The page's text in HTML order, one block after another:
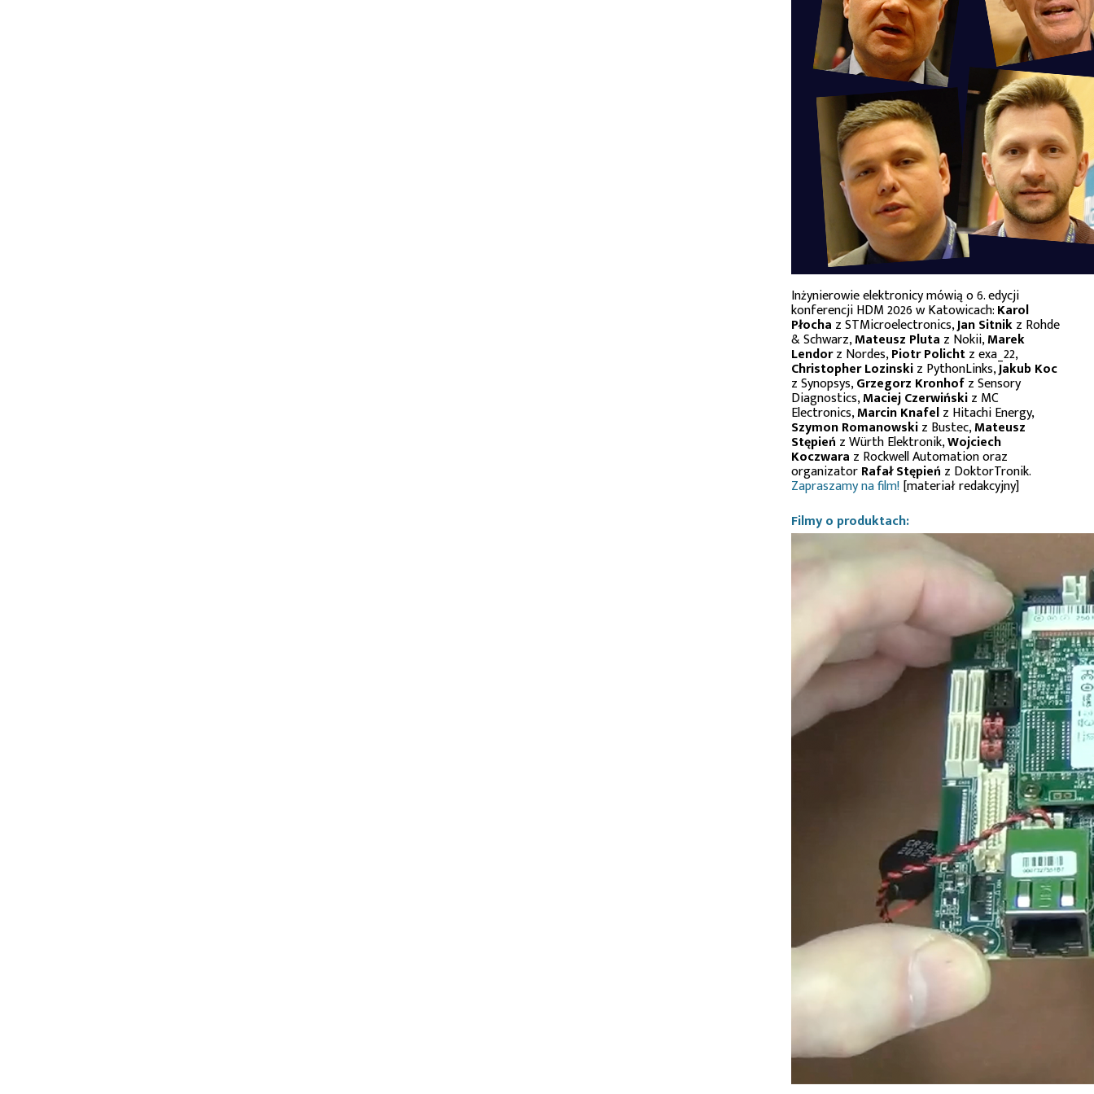
Inżynierowie elektronicy mówią o 6. edycji
konferencji HDM 2026 w Katowicach:Karol
Płocha z STMicroelectronics,Jan Sitnikz Rohde
& Schwarz,Mateusz Pluta z Nokii,Marek
Lendorz Nordes,Piotr Polichtz exa_22,
Christopher Lozinskiz PythonLinks,Jakub Koc
z Synopsys,Grzegorz Kronhofz Sensory
Diagnostics,Maciej Czerwińskiz MC
Electronics,Marcin Knafelz Hitachi Energy,
Szymon Romanowskiz Bustec,Mateusz
Stępień z Würth Elektronik,Wojciech
Koczwara z Rockwell Automation oraz
organizatorRafał Stępień z DoktorTronik.
Zapraszamy na film![materiał redakcyjny]
Filmy o produktach: